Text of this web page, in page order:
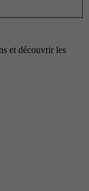
et découvrir les